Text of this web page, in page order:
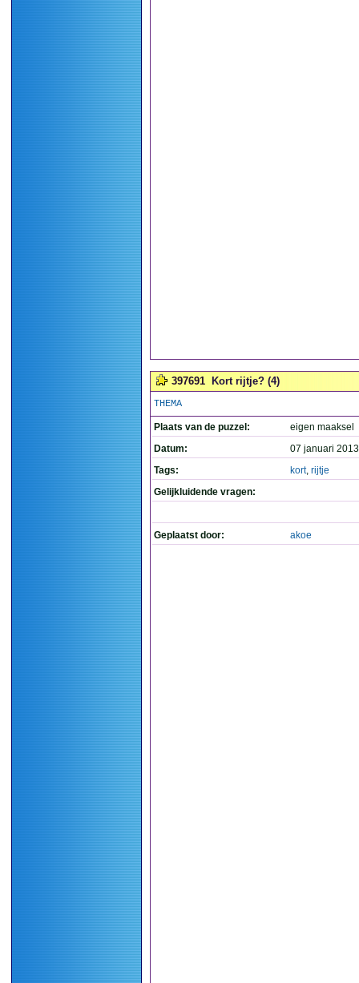
397691 Kort rijtje? (4)
THEMA
Plaats van de puzzel:
eigen maaksel
Datum:
07 januari
Tags:
kort, rijtje
Gelijkluidende vragen:
Geplaatst door: akoe